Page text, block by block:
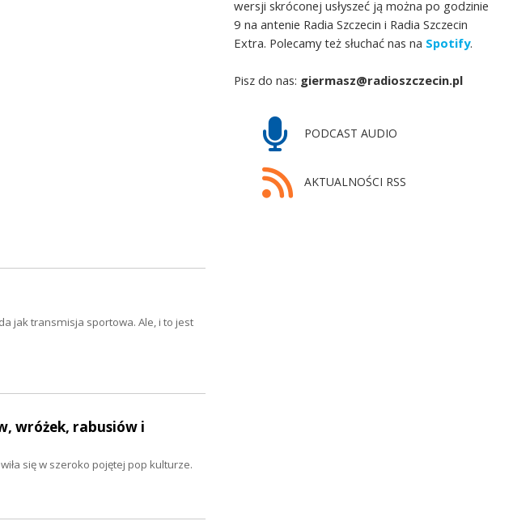
wersji skróconej usłyszeć ją można po godzinie
9 na antenie Radia Szczecin i Radia Szczecin
Extra. Polecamy też słuchać nas na Spotify.
Pisz do nas: giermasz@radioszczecin.pl
PODCAST AUDIO
AKTUALNOŚCI RSS
jak transmisja sportowa. Ale, i to jest
wróżek, rabusiów i
się w szeroko pojętej pop kulturze.